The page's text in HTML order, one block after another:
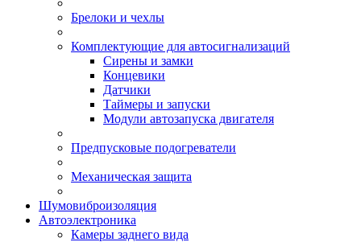
Брелоки и чехлы
Комплектующие для автосигнализаций
Сирены и замки
Концевики
Датчики
Таймеры и запуски
Модули автозапуска двигателя
Предпусковые подогреватели
Механическая защита
Шумовиброизоляция
Автоэлектроника
Камеры заднего вида